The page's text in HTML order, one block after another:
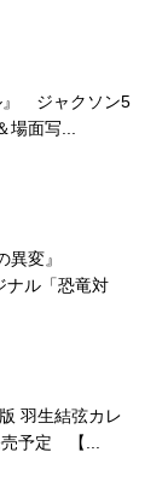
』 ジャクソン5
場面写...
変』
ル「恐竜対
羽生結弦カレ
売予定 【...